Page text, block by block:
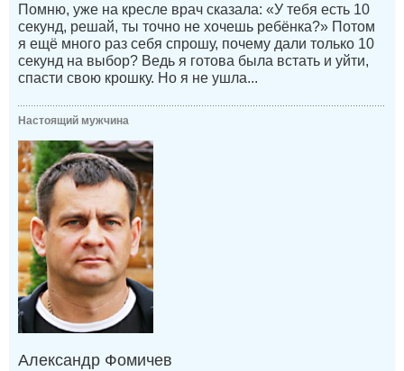
Помню, уже на кресле врач сказала: «У тебя есть 10
секунд, решай, ты точно не хочешь ребёнка?» Потом
я ещё много раз себя спрошу, почему дали только 10
секунд на выбор? Ведь я готова была встать и уйти,
спасти свою крошку. Но я не ушла...
Настоящий мужчина
Александр Фомичев